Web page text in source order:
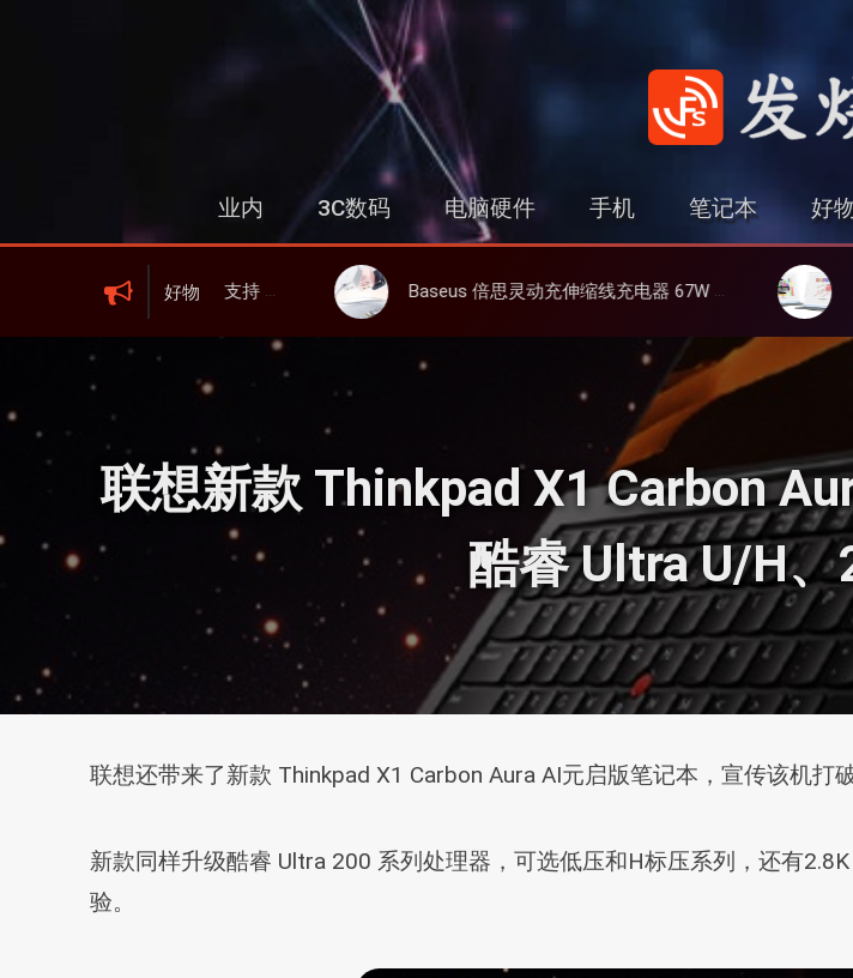
发烧友
业内 3C数码 电脑硬件 手机 笔记本 好
好物
、6000mAh 电池、峰值下行2.0Gbps Baseus 倍思灵动充伸缩线充电器 67W 3C，超耐用可伸缩线、氮化镓、3C多设备同时充 大上 Paperlike 13K
联想新款 Thinkpad X1 Carbon
酷睿 Ultra U/H、
联想还带来了新款 Thinkpad X1 Carbon Aura AI元启版笔记本，宣传该机打破
新款同样升级酷睿 Ultra 200 系列处理器，可选低压和H标压系列，还有
验。